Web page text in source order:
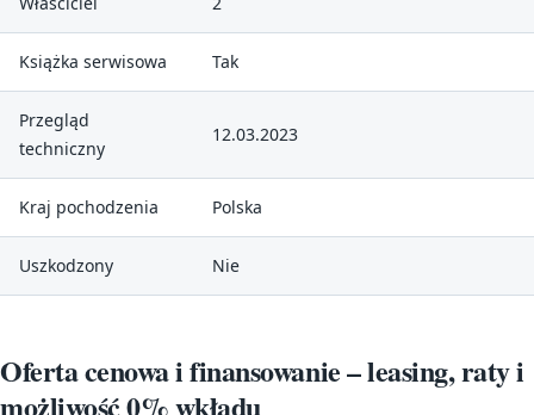
Książka serwisowa Tak
Przegląd
techniczny
12.03.2023
Kraj pochodzenia Polska
Uszkodzony Nie
Oferta cenowa i finansowanie – leasing, raty i
możliwość 0% wkładu